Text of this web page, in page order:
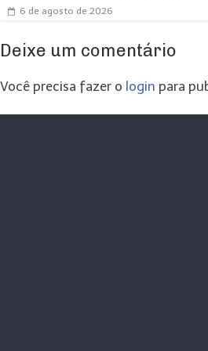
6 de agosto de 2026
Deixe um comentário
Você precisa fazer o login para